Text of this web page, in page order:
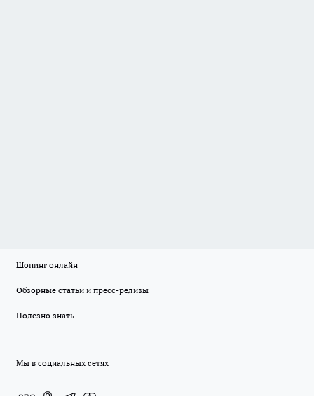
Шопинг онлайн
Обзорные статьи и пресс-релизы
Полезно знать
Мы в социальных сетях